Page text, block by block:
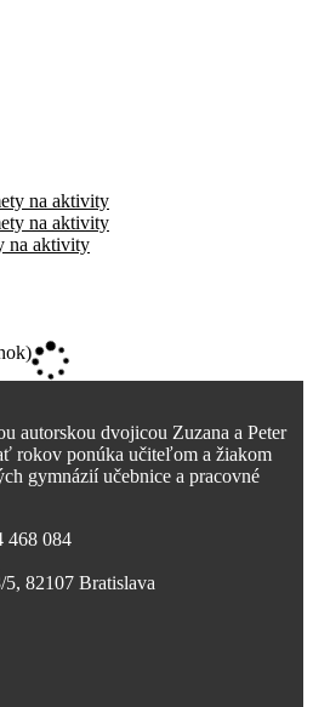
na aktivity
autorskou dvojicou Zuzana a Peter
rokov ponúka učiteľom a žiakom
gymnázií učebnice a pracovné
468 084
82107 Bratislava